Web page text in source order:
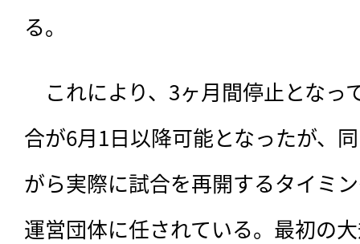
る。
これにより、3ヶ月間停止となっ
合が6月1日以降可能となったが、
がら実際に試合を再開するタイミ
運営団体に任されている。最初の